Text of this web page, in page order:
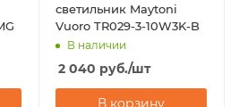
светильник Maytoni
Vuoro TR029-3-10W3K-B
В наличии
2 040 руб./шт
В корзину